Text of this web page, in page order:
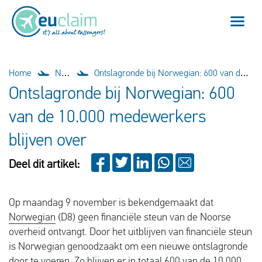
Nederlands
Vlucht vertraagd
Vlucht geannuleerd
Onze service
Veelgestelde vragen
Inloggen
Home Nieuws Ontslagronde bij Norwegian: 600 van de 10.000 medewerkers blijven over
Ontslagronde bij Norwegian: 600
van de 10.000 medewerkers
blijven over
Deel dit artikel:
Op maandag 9 november is bekendgemaakt dat
Norwegian (D8) geen financiële steun van de Noorse
overheid ontvangt. Door het uitblijven van financiële steun
is Norwegian genoodzaakt om een nieuwe ontslagronde